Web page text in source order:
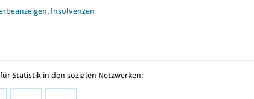
Insolvenzen
Statistik in den sozialen Netzwerken: